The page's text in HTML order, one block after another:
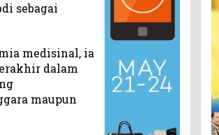
sebagai
medisinal, ia
dalam
maupun